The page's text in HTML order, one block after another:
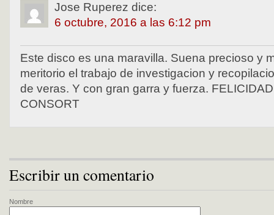
Jose Ruperez dice:
6 octubre, 2016 a las 6:12 pm
Este disco es una maravilla. Suena precioso y
meritorio el trabajo de investigacion y
de veras. Y con gran garra y fuerza.
CONSORT
Escribir un comentario
Nombre